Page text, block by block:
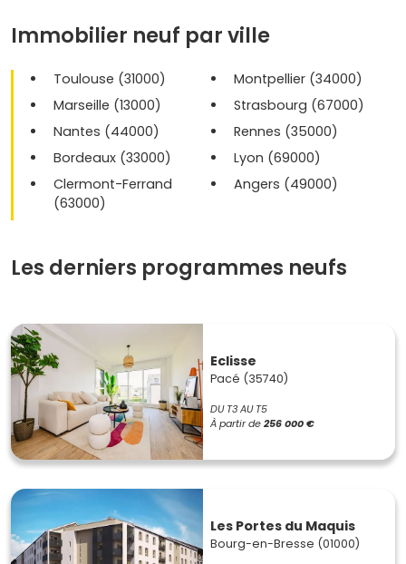
Immobilier neuf par ville
Toulouse (31000)
Montpellier (34000)
Marseille (13000)
Strasbourg (67000)
Nantes (44000)
Rennes (35000)
Bordeaux (33000)
Lyon (69000)
Clermont-Ferrand
(63000)
Angers (49000)
Les derniers programmes neufs
Eclisse
Pacé (35740)
DU T3 AU T5
À partir de256 000 €
Les Portes du Maquis
Bourg-en-Bresse (01000)